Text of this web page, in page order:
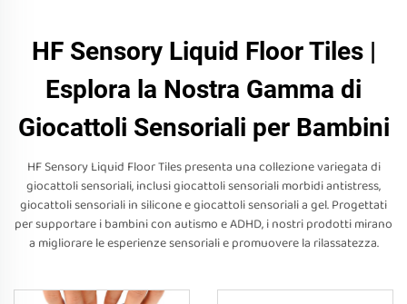
HF Sensory Liquid Floor Tiles |
Esplora la Nostra Gamma di
Giocattoli Sensoriali per Bambini
HF Sensory Liquid Floor Tiles presenta una collezione variegata di
giocattoli sensoriali, inclusi giocattoli sensoriali morbidi antistress,
giocattoli sensoriali in silicone e giocattoli sensoriali a gel. Progettati
per supportare i bambini con autismo e ADHD, i nostri prodotti mirano
a migliorare le esperienze sensoriali e promuovere la rilassatezza.